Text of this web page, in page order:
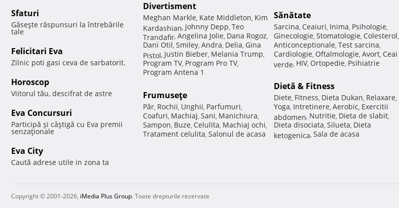
Sfaturi
Găseşte răspunsuri la întrebările
tale
Felicitari Eva
Zilnic poti gasi ceva de sarbatorit.
Horoscop
Viitorul tău, descifrat de astre
Eva Concursuri
Participă şi câştigă cu Eva premii
senzaţionale
Eva City
Caută adrese utile in zona ta
Divertisment
Meghan Markle, Kate Middleton, Kim
Kardashian, Johnny Depp, Teo
Trandafir, Angelina Jolie, Dana Rogoz,
Dani Otil, Smiley, Andra, Delia, Gina
Pistol, Justin Bieber, Melania Trump,
Program TV, Program Pro TV,
Program Antena 1
Frumuseţe
Păr, Rochii, Unghii, Parfumuri,
Coafuri, Machiaj, Sani, Manichiura,
Sampon, Buze, Celulita, Machiaj ochi,
Tratament celulita, Salonul de acasa
Sănătate
Sarcina, Ceaiuri, Inima, Psihologie,
Ginecologie, Stomatologie, Colesterol,
Anticonceptionale, Test sarcina,
Cardiologie, Oftalmologie, Avort, Ceai
verde, HIV, Ortopedie, Psihiatrie
Dietă & Fitness
Diete, Fitness, Dieta Dukan, Relaxare,
Yoga, Intretinere, Aerobic, Exercitii
abdomen, Nutritie, Dieta de slabit,
Dieta disociata, Silueta, Dieta
ketogenica, Sala de acasa
Copyright © 2001-2026, iMedia Plus Group. Toate drepturile rezervate